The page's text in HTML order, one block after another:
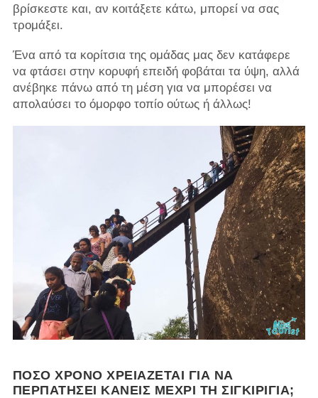
βρίσκεστε και, αν κοιτάξετε κάτω, μπορεί να σας
τρομάξει.
Ένα από τα κορίτσια της ομάδας μας δεν κατάφερε
να φτάσει στην κορυφή επειδή φοβάται τα ύψη, αλλά
ανέβηκε πάνω από τη μέση για να μπορέσει να
απολαύσει το όμορφο τοπίο ούτως ή άλλως!
ΠΌΣΟ ΧΡΌΝΟ ΧΡΕΙΆΖΕΤΑΙ ΓΙΑ ΝΑ
ΠΕΡΠΑΤΉΣΕΙ ΚΑΝΕΊΣ ΜΈΧΡΙ ΤΗ ΣΙΓΚΙΡΊΓΙΑ;